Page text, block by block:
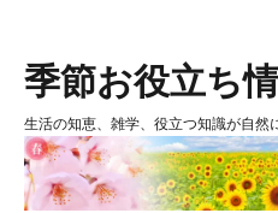
季節お役立ち
生活の知恵、雑学、役立つ知識が自然